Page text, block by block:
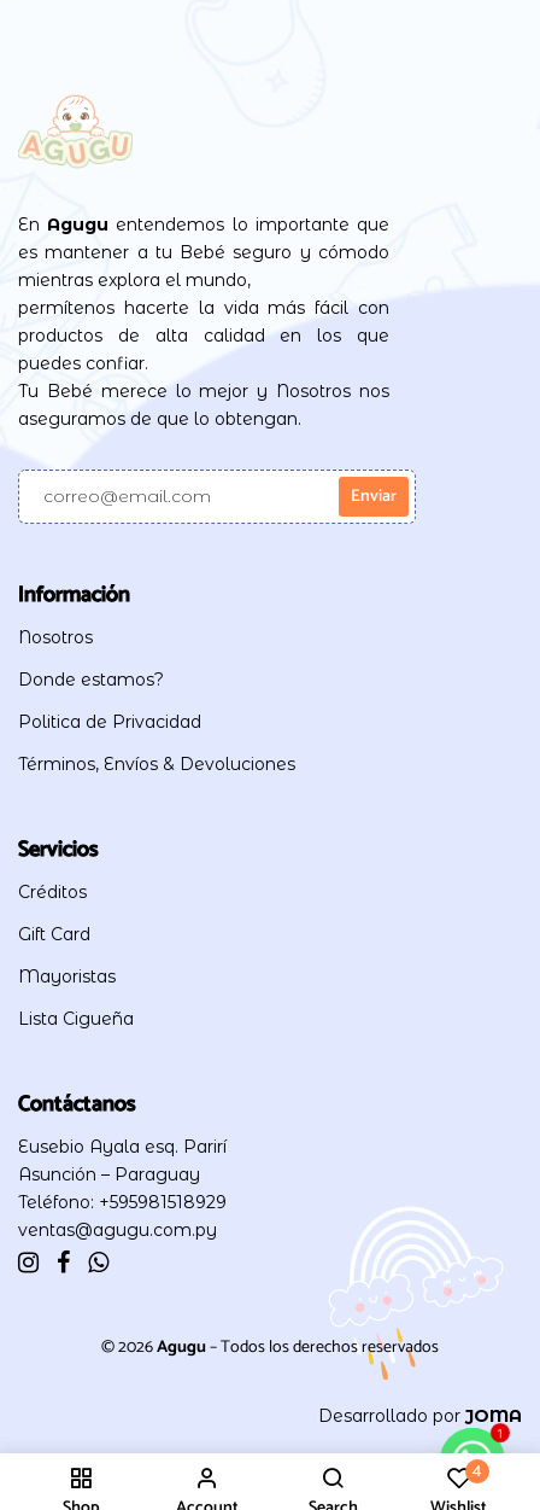
4
En Agugu entendemos lo importante que
es mantener a tu Bebé seguro y cómodo
mientras explora el mundo,
permítenos hacerte la vida más fácil con
productos de alta calidad en los que
puedes confiar.
Tu Bebé merece lo mejor y Nosotros nos
aseguramos de que lo obtengan.
Información
Nosotros
Donde estamos?
Politica de Privacidad
Términos, Envíos & Devoluciones
Servicios
Créditos
Gift Card
Mayoristas
Lista Cigueña
Contáctanos
Eusebio Ayala esq. Parirí
Asunción – Paraguay
Teléfono: +595981518929
ventas@agugu.com.py
© 2026Agugu– Todos los derechos reservados
Desarrollado por JOMA
1